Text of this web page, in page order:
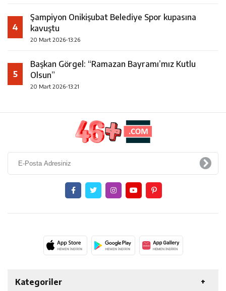
4
Şampiyon Onikişubat Belediye Spor kupasına
kavuştu
20 Mart 2026-13:26
5
Başkan Görgel: “Ramazan Bayramı’mız Kutlu
Olsun”
20 Mart 2026-13:21
Kategoriler